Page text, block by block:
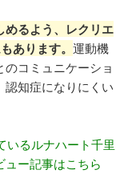
めるよう、レクリエ
あります。 運動機
コミュニケーショ
認知症になりにくい
いるルナハート千里
ュー記事はこちら